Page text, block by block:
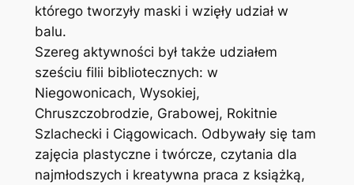
którego tworzyły maski i wzięły udział w
balu.
Szereg aktywności był także udziałem
sześciu filii bibliotecznych: w
Niegowonicach, Wysokiej,
Chruszczobrodzie, Grabowej, Rokitnie
Szlachecki i Ciągowicach. Odbywały się tam
zajęcia plastyczne i twórcze, czytania dla
najmłodszych i kreatywna praca z książką,